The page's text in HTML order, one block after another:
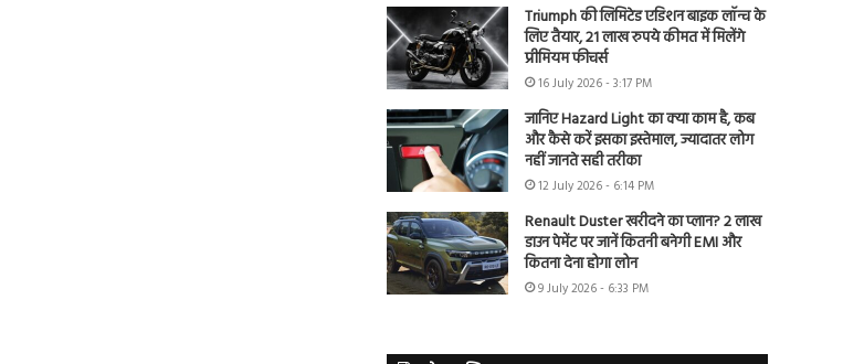
Triumph की लिमिटेड एडिशन बाइक लॉन्च के
लिए तैयार, 21 लाख रुपये कीमत में मिलेंगे
प्रीमियम फीचर्स
16 July 2026 - 3:17 PM
जानिए Hazard Light का क्या काम है, कब
और कैसे करें इसका इस्तेमाल, ज्यादातर लोग
नहीं जानते सही तरीका
12 July 2026 - 6:14 PM
Renault Duster खरीदने का प्लान? 2 लाख
डाउन पेमेंट पर जानें कितनी बनेगी EMI और
कितना देना होगा लोन
9 July 2026 - 6:33 PM